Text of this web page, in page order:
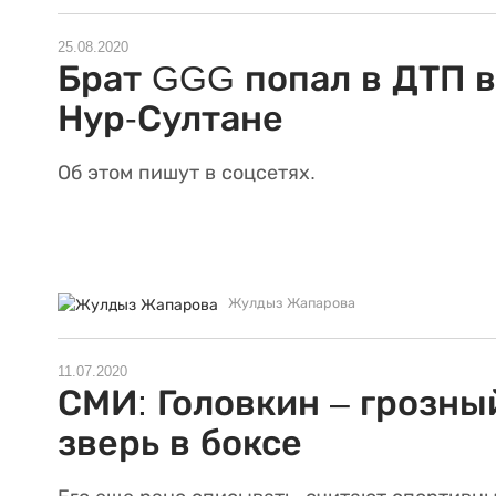
25.08.2020
Брат GGG попал в ДТП в
Нур-Султане
Об этом пишут в соцсетях.
Жулдыз Жапарова
11.07.2020
СМИ: Головкин –
зверь в боксе